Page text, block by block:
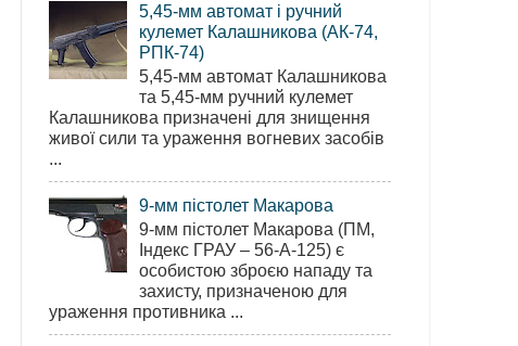
5,45-мм автомат і ручний
кулемет Калашникова (АК-74,
РПК-74)
5,45-мм автомат Калашникова
та 5,45-мм ручний кулемет
Калашникова призначені для знищення
живої сили та ураження вогневих засобів
...
9-мм пістолет Макарова
9-мм пістолет Макарова (ПМ,
Індекс ГРАУ – 56-А-125) є
особистою зброєю нападу та
захисту, призначеною для
ураження противника ...